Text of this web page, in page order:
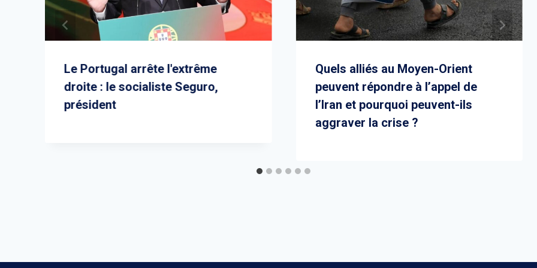
Le Portugal arrête l'extrême
droite : le socialiste Seguro,
président
Quels alliés au Moyen-Orient
peuvent répondre à l’appel de
l’Iran et pourquoi peuvent-ils
aggraver la crise ?